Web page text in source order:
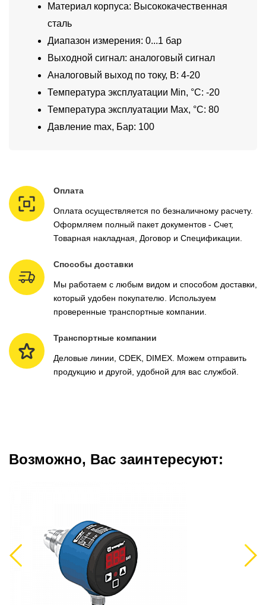
Материал корпуса: Высококачественная
сталь
Диапазон измерения: 0...1 бар
Выходной сигнал: аналоговый сигнал
Аналоговый выход по току, В: 4-20
Температура эксплуатации Min, °C: -20
Температура эксплуатации Max, °C: 80
Давление max, Бар: 100
Оплата
Оплата осуществляется по безналичному расчету.
Оформляем полный пакет документов - Счет,
Товарная накладная, Договор и Спецификации.
Способы доставки
Мы работаем с любым видом и способом доставки,
который удобен покупателю. Используем
проверенные транспортные компании.
Транспортные компании
Деловые линии, CDEK, DIMEX. Можем отправить
продукцию и другой, удобной для вас службой.
Возможно, Вас заинтересуют:
Previous Next